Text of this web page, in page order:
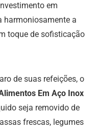
em
harmoniosamente a
toque de sofisticação
de suas refeições, o
Em Aço Inox
seja removido de
frescas, legumes